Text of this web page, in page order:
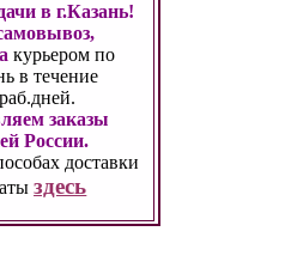
в г.Казань!
курьером по
в течение
заказы
России.
доставки
здесь